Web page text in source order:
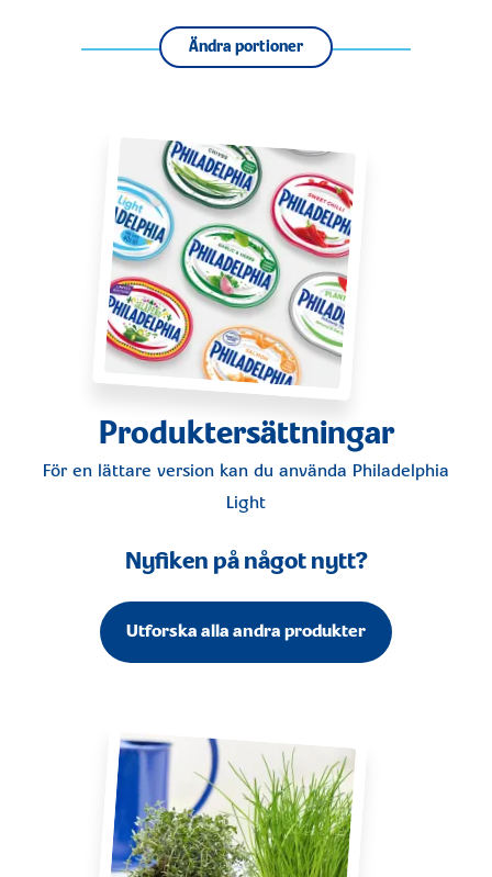
Ändra portioner
Produktersättningar
För en lättare version kan du använda Philadelphia
Light
Nyfiken på något nytt?
Utforska alla andra produkter